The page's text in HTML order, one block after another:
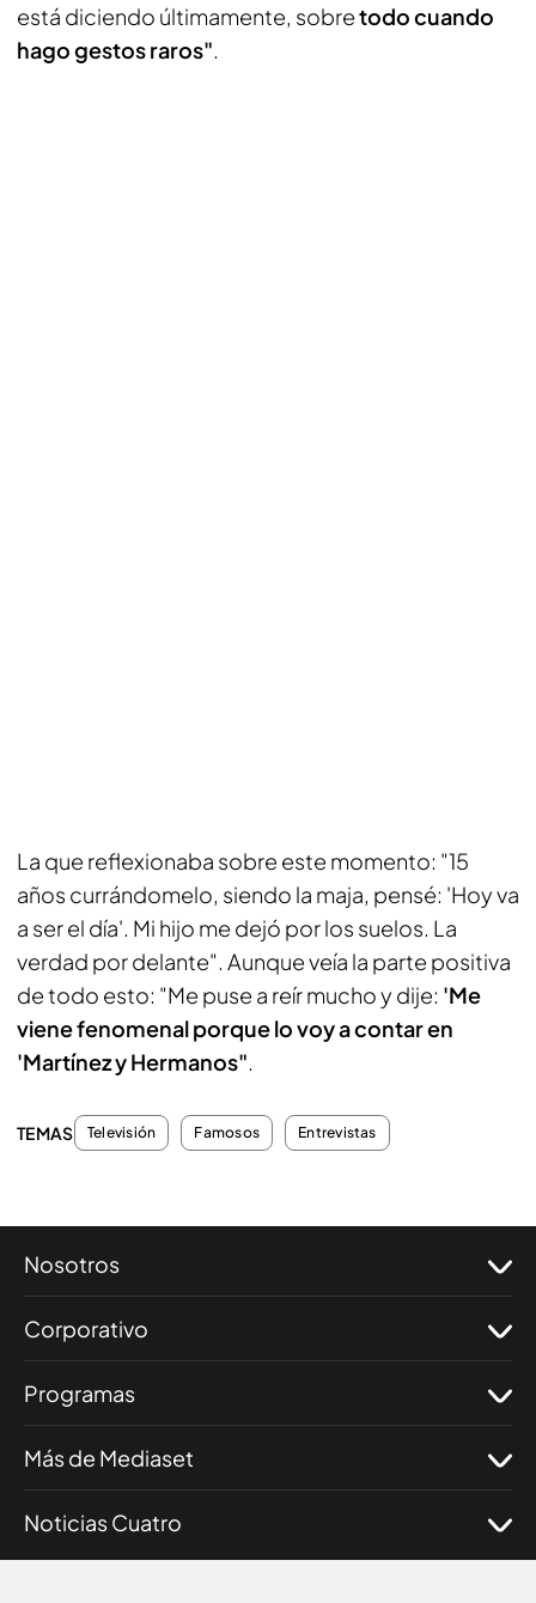
está diciendo últimamente, sobretodo cuando
hago gestos raros".
La que reflexionaba sobre este momento: "15
años currándomelo, siendo la maja, pensé: 'Hoy va
a ser el día'. Mi hijo me dejó por los suelos. La
verdad por delante". Aunque veía la parte positiva
de todo esto: "Me puse a reír mucho y dije: 'Me
viene fenomenal porque lo voy a contar en
'Martínez y Hermanos".
TEMAS Televisión Famosos Entrevistas
Nosotros
Corporativo
Programas
Más de Mediaset
Noticias Cuatro